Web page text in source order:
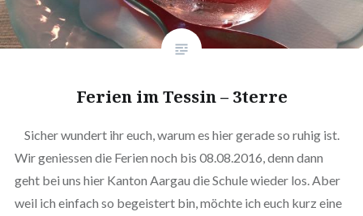
Ferien im Tessin – 3terre
Sicher wundert ihr euch, warum es hier gerade so ruhig ist.
Wir geniessen die Ferien noch bis 08.08.2016, denn dann
geht bei uns hier Kanton Aargau die Schule wieder los. Aber
weil ich einfach so begeistert bin, möchte ich euch kurz eine